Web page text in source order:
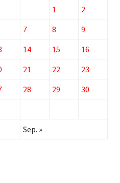
1
2
7 8
9
14 15
16
21 22
23
28 29
30
Sep. »